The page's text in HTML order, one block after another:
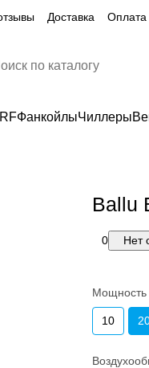
Доставка Оплата
ФанкойлыЧиллеры
Ballu
0 Нет
Мощность
10